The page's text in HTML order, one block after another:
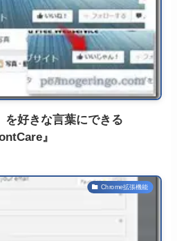
を好きな言葉にできる
』
Chrome拡張機能